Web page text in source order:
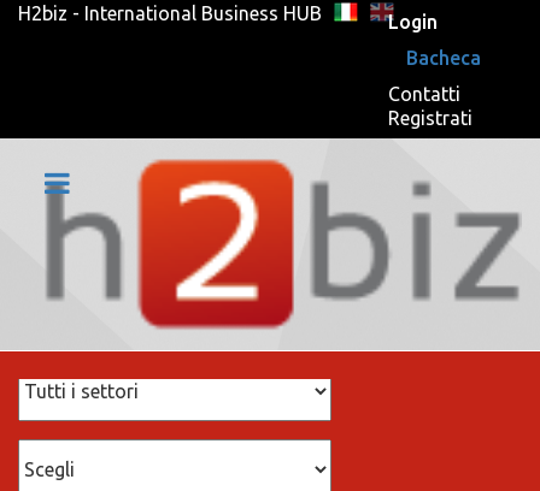
H2biz - International Business HUB
Login
Bacheca
Contatti
Registrati